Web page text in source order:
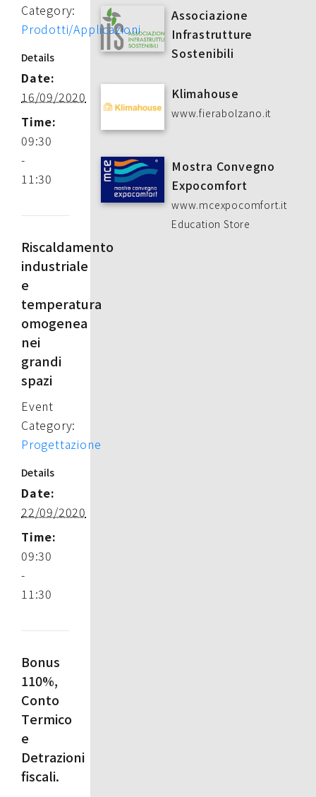
Category:
Prodotti/Applicazioni
Details
Date:
16/09/2020
Time:
09:30
-
11:30
Riscaldamento
industriale
e
temperatura
omogenea
nei
grandi
spazi
Event
Category:
Progettazione
Details
Date:
22/09/2020
Time:
09:30
-
11:30
Bonus
110%,
Conto
Termico
e
Detrazioni
fiscali.
Associazione
Infrastrutture
Sostenibili
Klimahouse
www.fierabolzano.it
Mostra Convegno
Expocomfort
www.mcexpocomfort.it
Education Store